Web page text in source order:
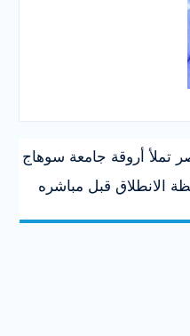
تملأ أروقة جامعة سوهاج
الانطلاق قبل مباشره